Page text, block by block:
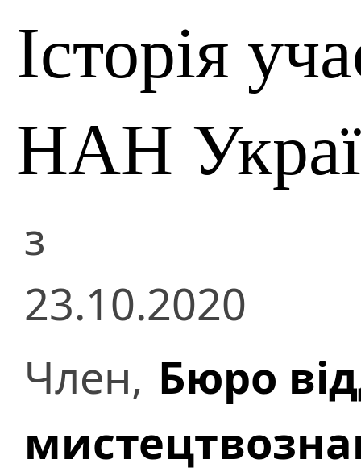
Історія
НАН
з
23.10.2020
Член, Бюро